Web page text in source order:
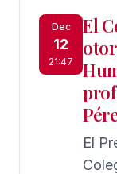
Dec
12
21:47
El
El